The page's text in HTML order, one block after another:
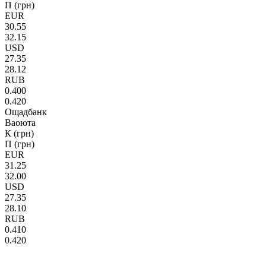
П (грн)
EUR
30.55
32.15
USD
27.35
28.12
RUB
0.400
0.420
Ощадбанк
Ваоюта
К (грн)
П (грн)
EUR
31.25
32.00
USD
27.35
28.10
RUB
0.410
0.420